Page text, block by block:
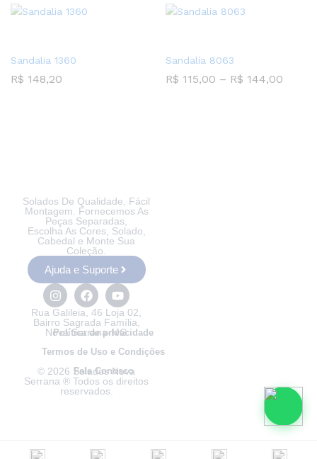
Sandalia 1360
R$ 148,20
Sandalia 8063
R$ 115,00 – R$ 144,00
Solados De Qualidade, Fácil
Montagem. Fornecemos As
Peças Separadas,
Escolha As Cores, Solado,
Cabedal e Monte Sua
Coleção.
Ajuda e Suporte
Rua Galileia, 46 Loja 02,
Bairro Sagrada Família,
Nova Serrana-MG
Política de privacidade
Termos de Uso e Condições
Fale Conosco
© 2026 Solados Nova
Serrana ® Todos os direitos
reservados.